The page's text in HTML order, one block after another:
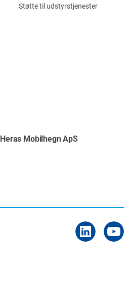
Støtte til udstyrstjenester
Heras Mobilhegn ApS